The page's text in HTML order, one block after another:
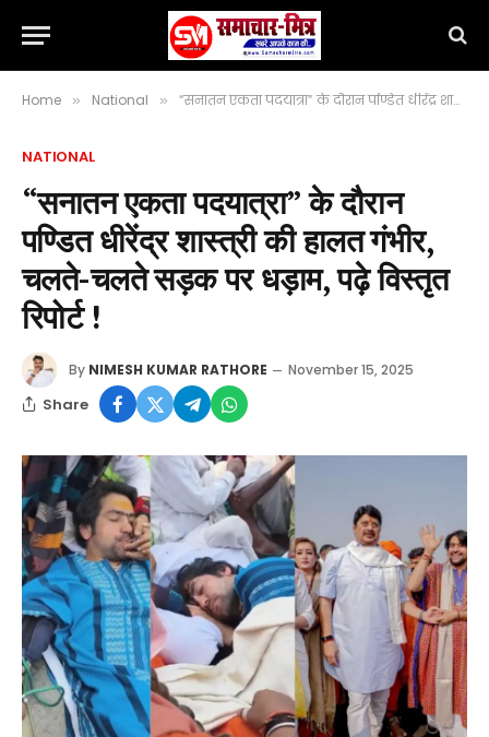
Home » National » “सनातन एकता पदयात्रा” के दौरान पण्डित धीरेंद्र शास्त्री की हालत गंभीर, चलते-चलते सड़क पर धड़ाम, पढ़े विस्तृत रिपोर्ट !
NATIONAL
“सनातन एकता पदयात्रा” के दौरान
पण्डित धीरेंद्र शास्त्री की हालत गंभीर,
चलते-चलते सड़क पर धड़ाम, पढ़े विस्तृत
रिपोर्ट !
By NIMESH KUMAR RATHORE November 15, 2025
Share